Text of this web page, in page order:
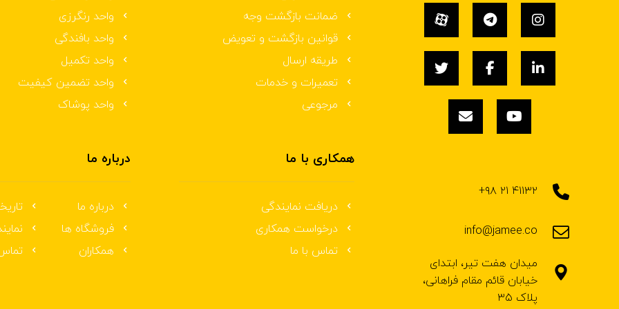
۴۱۱۳۲ ۲۱ ۹۸+
info@jamee.co
میدان هفت تیر، ابتدای
خیابان قائم مقام فراهانی،
پلاک ۳۵
ضمانت بازگشت وجه
قوانین بازگشت و تعویض
طریقه ارسال
تعمیرات و خدمات
مرجوعی
همکاری با ما
دریافت نمایندگی
درخواست همکاری
تماس با ما
واحد رنگرزی
واحد بافندگی
واحد تکمیل
واحد تضمین کیفیت
واحد پوشاک
درباره ما
درباره ما
فروشگاه ها
همکاران